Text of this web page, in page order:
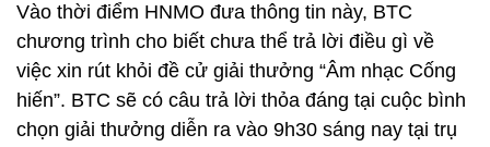
Vào thời điểm HNMO đưa thông tin này, BTC
chương trình cho biết chưa thể trả lời điều gì về
việc xin rút khỏi đề cử giải thưởng “Âm nhạc Cống
hiến”. BTC sẽ có câu trả lời thỏa đáng tại cuộc bình
chọn giải thưởng diễn ra vào 9h30 sáng nay tại trụ